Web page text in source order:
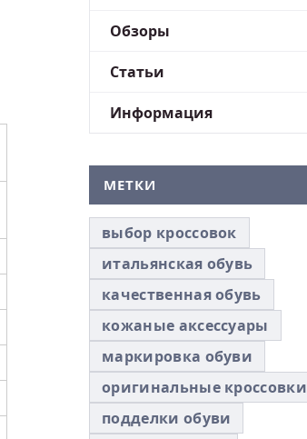
Обзоры
Статьи
Информация
МЕТКИ
выбор кроссовок
итальянская обувь
качественная обувь
кожаные аксессуары
маркировка обуви
оригинальные кроссовки
подделки обуви